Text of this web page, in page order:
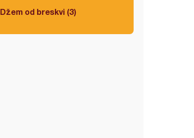
Džem od breskvi (3)